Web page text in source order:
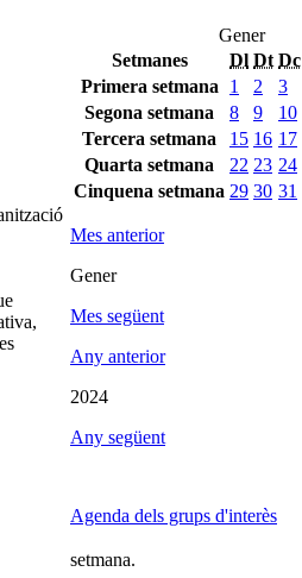
Gener
Setmanes
Dl Dt Dc
Primera setmana
1 2 3
Segona setmana
8 9 10
Tercera setmana
15 16 17
Quarta setmana
22 23 24
Cinquena setmana 29 30 31
Mes anterior
Gener
Mes següent
Any anterior
2024
Any següent
Agenda dels grups d'interès
setmana.